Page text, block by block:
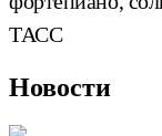
ТАСС
Новости